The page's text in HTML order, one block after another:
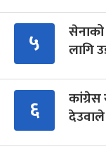
५
लागि
६
कांग्रेस